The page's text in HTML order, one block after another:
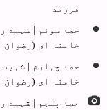
فرزند
حصۂ سوئم | شہید
خامنہ ای (رضوان
حصۂ چہارم | شہید
خامنہ ای (رضوان
حصۂ پنجم | شہید